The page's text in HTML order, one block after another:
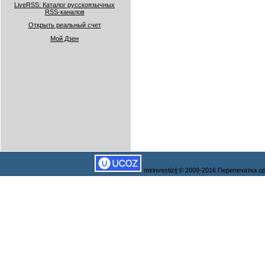
LiveRSS: Каталог русскоязычных
RSS-каналов
Открыть реальный счет
Мой Дзен
mirinvestizij © 2009-2016 Перепечатка